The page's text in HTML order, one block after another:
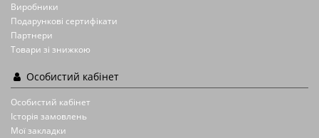
Виробники
Подарункові сертифікати
Партнери
Товари зі знижкою
Особистий кабінет
Особистий кабінет
Історія замовлень
Мої закладки